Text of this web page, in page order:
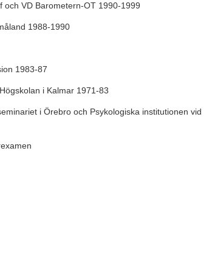
och VD Barometern-OT 1990-1999
1988-1990
1983-87
i Kalmar 1971-83
i Örebro och Psykologiska institutionen vid